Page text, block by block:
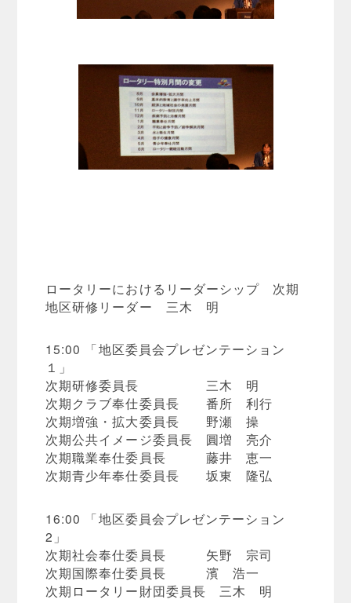
ロータリーにおけるリーダーシップ 次期
地区研修リーダー 三木 明
15:00 「地区委員会プレゼンテーション
１」
次期研修委員長 三木 明
次期クラブ奉仕委員長 番所 利行
次期増強・拡大委員長 野瀬 操
次期公共イメージ委員長 圓増 亮介
次期職業奉仕委員長 藤井 恵一
次期青少年奉仕委員長 坂東 隆弘
16:00 「地区委員会プレゼンテーション
2」
次期社会奉仕委員長 矢野 宗司
次期国際奉仕委員長 濱 浩一
次期ロータリー財団委員長 三木 明